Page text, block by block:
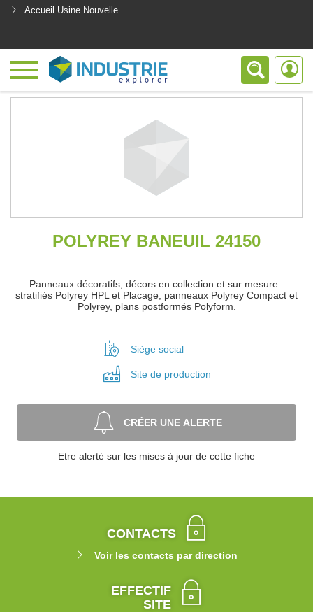
Accueil Usine Nouvelle
POLYREY BANEUIL 24150
Panneaux décoratifs, décors en collection et sur mesure :
stratifiés Polyrey HPL et Placage, panneaux Polyrey Compact et
Polyrey, plans postformés Polyform.
Siège social
Site de production
CRÉER UNE ALERTE
Etre alerté sur les mises à jour de cette fiche
CONTACTS
Voir les contacts par direction
EFFECTIF
SITE